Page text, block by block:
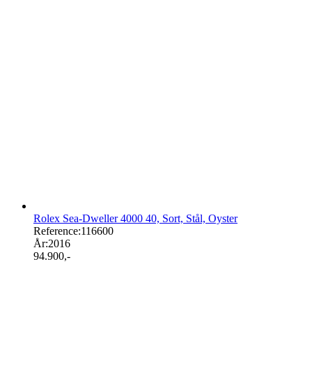
Rolex Sea-Dweller 4000 40, Sort, Stål, Oyster
Reference:116600
År:2016
94.900,-